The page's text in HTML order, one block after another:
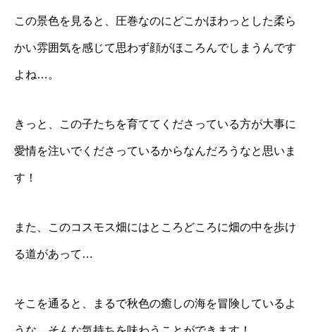
この景色を見ると、圧巻なのにどこかほわっとした柔ら
かい雰囲気を感じて思わず顔がほころんでしまうんです
よね…。
きっと、この子たちを育ててくださっている方が大事に
愛情を注いでくださっているからなんだろうなと思いま
す！
また、このコスモス畑にはところどころに畑の中を歩け
る道があって…
そこを通ると、まるで秋色の癒しの海を冒険しているよ